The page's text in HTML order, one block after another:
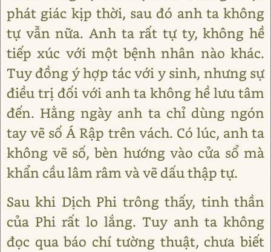
phát giác kịp thời, sau đó anh ta không
tự vẫn nữa. Anh ta rất tự ty, không hề
tiếp xúc với một bệnh nhân nào khác.
Tuy đồng ý hợp tác với y sinh, nhưng sự
điều trị đối với anh ta không hề lưu tâm
đến. Hằng ngày anh ta chỉ dùng ngón
tay vẽ số Á Rập trên vách. Có lúc, anh ta
không vẽ số, bèn hướng vào cửa sổ mà
khẩn cầu lâm râm và vẽ dấu thập tự.
Sau khi Dịch Phi trông thấy, tinh thần
của Phi rất lo lắng. Tuy anh ta không
đọc qua báo chí tường thuật, chưa biết